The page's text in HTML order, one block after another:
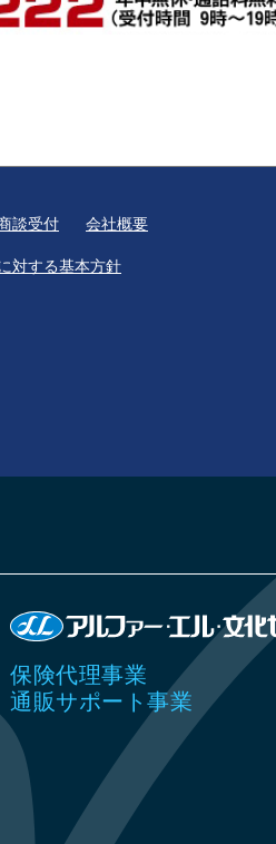
談受付 会社概要
対する基本方針
保険代理事業
通販サポート事業